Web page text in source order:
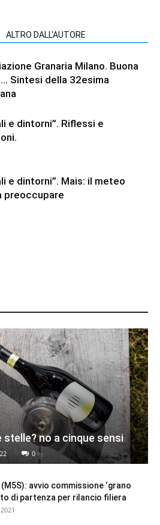
ALTRO DALL'AUTORE
Granaria Milano. Buona
Sintesi della 32esima
e dintorni”. Riflessi e
e dintorni”. Mais: il meteo
preoccupare
stelle? no a cinque sensi
0
(M5S): avvio commissione ‘grano
di partenza per rilancio filiera